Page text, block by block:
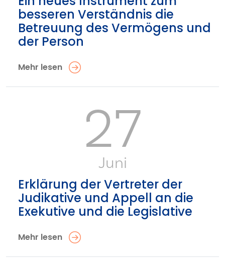
besseren Verständnis die
Betreuung des Vermögens und
der Person
Mehr lesen
27
Juni
Erklärung der Vertreter der
Judikative und Appell an die
Exekutive und die Legislative
Mehr lesen